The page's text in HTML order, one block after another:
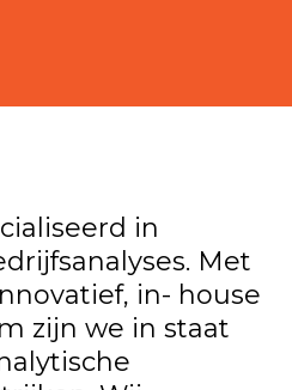
in
Met
in- house
zijn we in staat